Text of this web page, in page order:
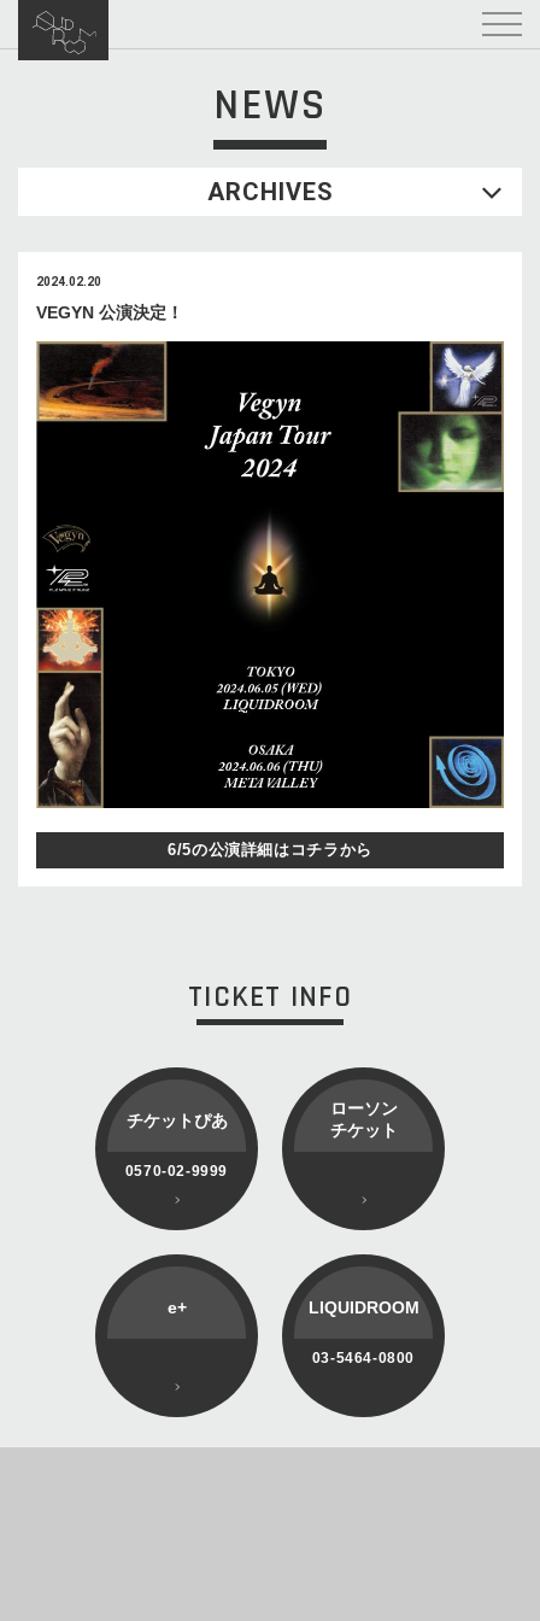
NEWS
ARCHIVES
2024.02.20
VEGYN 公演決定！
6/5の公演詳細はコチラから
TICKET INFO
チケットぴあ
0570-02-9999
ローソン
チケット
e+ LIQUIDROOM
03-5464-0800